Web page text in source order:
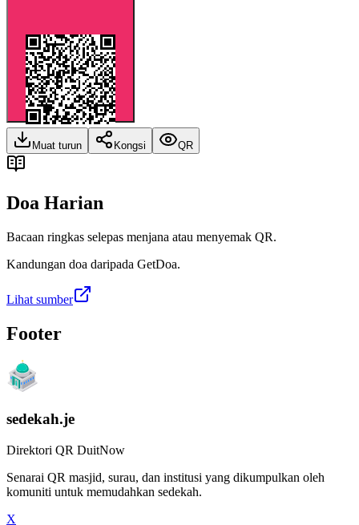
Muat turun Kongsi QR
Doa Harian
Bacaan ringkas selepas menjana atau menyemak QR.
Kandungan doa daripada GetDoa.
Lihat sumber
Footer
sedekah.je
Direktori QR DuitNow
Senarai QR masjid, surau, dan institusi yang dikumpulkan oleh
komuniti untuk memudahkan sedekah.
X